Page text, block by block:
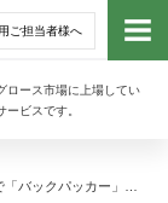
ご担当者様へ
ロース市場に上場してい
ビスです。
トッ